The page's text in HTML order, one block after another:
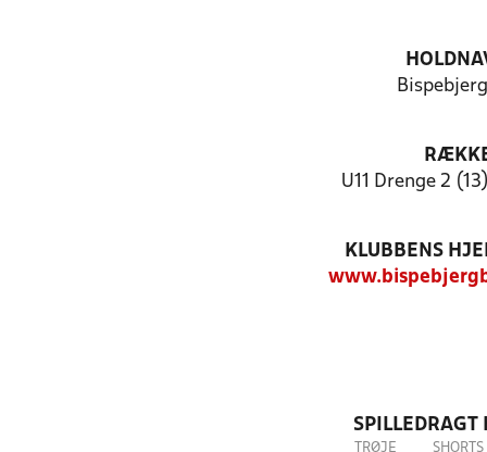
U11 Drenge 2
KLUBBENS
SPILLEDRAGT
TRØJE SHORTS